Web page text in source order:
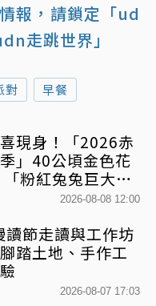
報，請鎖定「ud
走跳世界」
對 早餐
現身！「2026赤
」40公頃金色花
粉紅兔兔巨大氣
樂遊券」快追
2026-08-08 12:00
節走讀與工作坊
踏土地、手作工
2026-08-07 17:03